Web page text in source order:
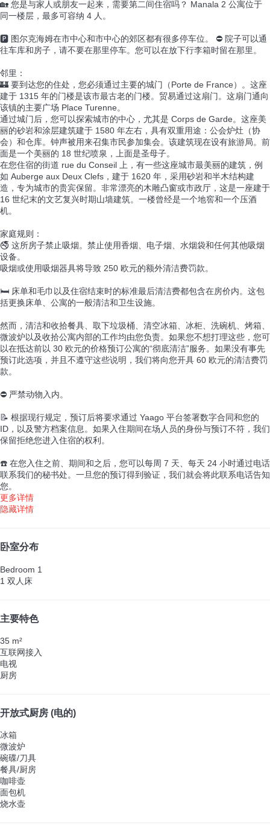
🏡 您是与家人或朋友一起来，需要第二间住宿吗？ Manala 2 公寓位于
同一楼层，最多可容纳 4 人。
🅿️ 图尔克海姆在市中心和市中心的郊区都有很多停车位。 ⛔ 院子可以通
往车库和房子，请不要在那里停车。您可以在放下行李箱时留在那里。
邻里：
🏰 要到达您的住处，您必须通过主要的城门（Porte de France）。这座
建于 1315 年的门楼是该市最古老的门楼。贸易通过这扇门。这扇门通向
该镇的主要广场 Place Turenne。
通过城门后，您可以探索城市的中心，尤其是 Corps de Garde。这座美
丽的砂岩和涂层建筑建于 1580 年左右，具有双重用途：公会炉灶（协
会）和仓库。钟声被用来召集市民参加集会。该建筑现在设有旅游局。前
面是一个美丽的 18 世纪喷泉，上面是圣母子。
在您住宿的街道 rue du Conseil 上，有一些这座城市最美丽的建筑，例
如 Auberge aux Deux Clefs，建于 1620 年，采用砂岩和半木结构建
造，专为城市的贵宾保留。非常漂亮的木雕凸窗或市政厅，这是一座建于
16 世纪末的文艺复兴时期山墙建筑。一楼曾经是一个地窖和一个压酒
机。
家庭规则：
🚭 这所房子禁止吸烟。禁止使用香烟、电子烟、水烟袋和任何其他吸烟
设备。
吸烟或使用吸烟器具将导致 250 欧元的额外清洁费罚款。
🛏️ 床单和毛巾以及住宿结束时的标准最后清洁费都包含在房价内。这包
括更换床单、公寓的一般清洁和卫生设施。
然而，清洁和收拾餐具、取下垃圾桶、清空冰箱、冰柜、洗碗机、烤箱、
微波炉以及收拾公寓内部的工作均由您负责。如果您不想打理这些，您可
以在抵达前以 30 欧元的价格预订公寓的“彻底清洁”服务。如果没有事先
预订此选项，并且不遵守这些说明，我们将向您开具 60 欧元的清洁费罚
款。
⛔ 严禁动物入内。
📝 根据现行规定，预订后将要求通过 Yaago 平台签署数字合同和您的
ID，以及警方档案信息。如果入住期间在场人员的身份与预订不符，我们
保留拒绝您进入住宿的权利。
☎️ 在您入住之前、期间和之后，您可以每周 7 天、每天 24 小时通过电话
联系我们的秘书处。一旦您的预订得到验证，我们就会将此联系电话告知
您。
更多详情
隐藏详情
卧室分布
Bedroom 1
1 双人床
主要特色
35 m²
互联网接入
电视
厨房
开放式厨房 (电的)
冰箱
微波炉
碗碟/刀具
餐具/厨房
咖啡壶
面包机
烧水壶